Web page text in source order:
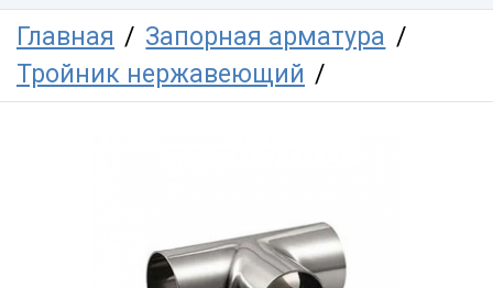
Главная
Запорная арматура
Тройник нержавеющий